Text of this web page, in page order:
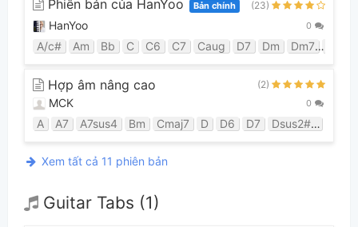
Phiên bản của HanYoo Bản chính (23)
HanYoo 0
A/c# Am Bb C C6 C7 Caug D7 Dm Dm7
Hợp âm nâng cao (2)
MCK 0
A A7 A7sus4 Bm Cmaj7 D D6 D7 Dsus2#5
Xem tất cả 11 phiên bản
Guitar Tabs (1)